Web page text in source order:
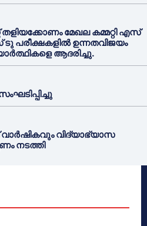
മേഖല കമ്മറ്റി എസ്
ഉന്നതവിജയം
ആദരിച്ചു.
വിദ്യാഭ്യാസ
നടത്തി